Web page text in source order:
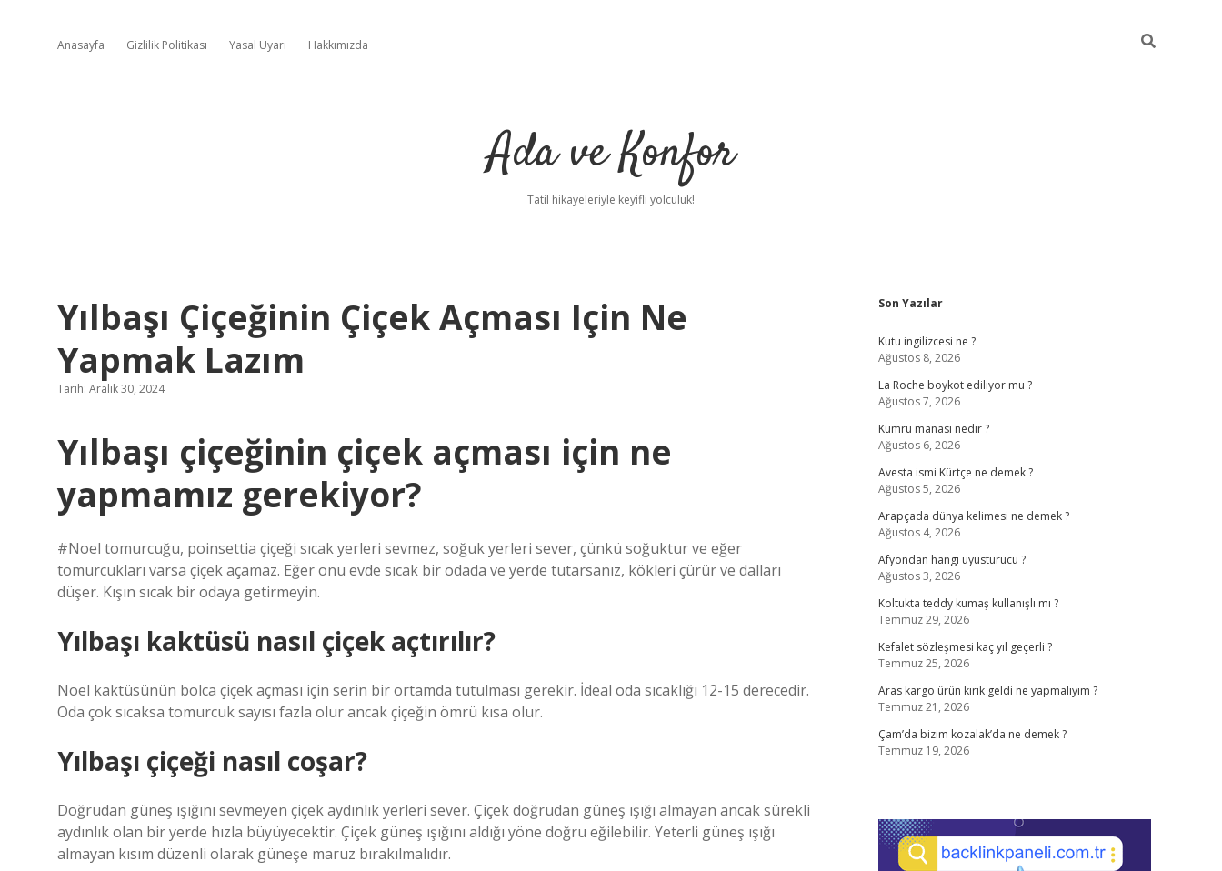
Anasayfa Gizlilik Politikası Yasal Uyarı Hakkımızda
Ada ve Konfor
Tatil hikayeleriyle keyifli yolculuk!
Yılbaşı Çiçeğinin Çiçek Açması Için Ne
Yapmak Lazım
Tarih: Aralık 30, 2024
Yılbaşı çiçeğinin çiçek açması için ne
yapmamız gerekiyor?
#Noel tomurcuğu, poinsettia çiçeği sıcak yerleri sevmez, soğuk yerleri sever, çünkü soğuktur ve eğer
tomurcukları varsa çiçek açamaz. Eğer onu evde sıcak bir odada ve yerde tutarsanız, kökleri çürür ve dalları
düşer. Kışın sıcak bir odaya getirmeyin.
Yılbaşı kaktüsü nasıl çiçek açtırılır?
Noel kaktüsünün bolca çiçek açması için serin bir ortamda tutulması gerekir. İdeal oda sıcaklığı 12-15 derecedir.
Oda çok sıcaksa tomurcuk sayısı fazla olur ancak çiçeğin ömrü kısa olur.
Yılbaşı çiçeği nasıl coşar?
Doğrudan güneş ışığını sevmeyen çiçek aydınlık yerleri sever. Çiçek doğrudan güneş ışığı almayan ancak sürekli
aydınlık olan bir yerde hızla büyüyecektir. Çiçek güneş ışığını aldığı yöne doğru eğilebilir. Yeterli güneş ışığı
almayan kısım düzenli olarak güneşe maruz bırakılmalıdır.
Sidebar
Son Yazılar
Kutu ingilizcesi ne ?
Ağustos 8, 2026
La Roche boykot ediliyor mu ?
Ağustos 7, 2026
Kumru manası nedir ?
Ağustos 6, 2026
Avesta ismi Kürtçe ne demek ?
Ağustos 5, 2026
Arapçada dünya kelimesi ne demek ?
Ağustos 4, 2026
Afyondan hangi uyusturucu ?
Ağustos 3, 2026
Koltukta teddy kumaş kullanışlı mı ?
Temmuz 29, 2026
Kefalet sözleşmesi kaç yıl geçerli ?
Temmuz 25, 2026
Aras kargo ürün kırık geldi ne yapmalıyım ?
Temmuz 21, 2026
Çam’da bizim kozalak’da ne demek ?
Temmuz 19, 2026